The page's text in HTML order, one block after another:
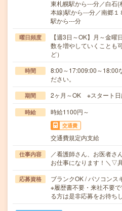
東札幌駅から---分／白石
本線)駅から---分／南郷１
駅から---分
曜日頻度
【週3日～OK】月～金
数を増やしていくことも
ど）
時間
8:00～17:009:00～18:00
ださい。
期間 2ヶ月～OK ※スタート日
時給 時給1100円～
交通費
交通費規定内支給
仕事内容
／看護師さん、お医者さ
お仕事になります！＼▽
応募資格
ブランクOK / パソコンス
※履歴書不要・来社不要
る方は是非応募をお待ち